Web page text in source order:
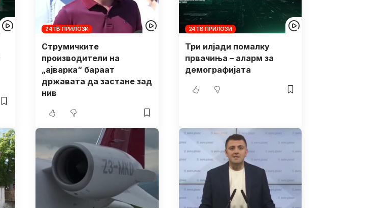
24ТВ ПРИЛОЗИ
Струмичките
производители на
„ајварка“ бараат
државата да застане зад
нив
24ТВ ПРИЛОЗИ
Три илјади помалку
првачиња – аларм за
демографијата